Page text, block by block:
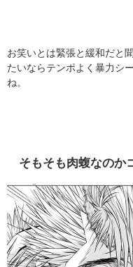
お笑いとは緊張と緩和だと
たいならテンポよく暴力シ
ね。
そもそも肉蝮なのか